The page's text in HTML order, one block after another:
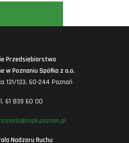
Przedsiębiorstwo
w Poznaniu Spółka z o.o.
131/133, 60-244 Poznań
61 839 60 00
Nadzoru Ruchu